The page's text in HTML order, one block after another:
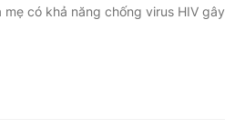
có khả năng chống virus HIV gây